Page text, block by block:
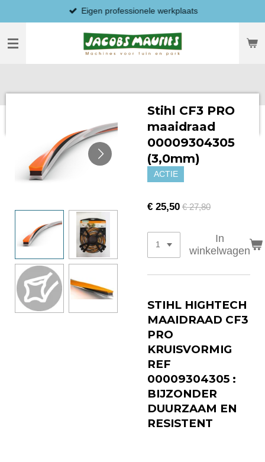
direct
naar
hoofdinhoud
Eigen professionele werkplaats
Stihl CF3 PRO
maaidraad
00009304305
(3,0mm)
ACTIE
€ 25,50 € 27,80
In
winkelwagen
STIHL HIGHTECH
MAAIDRAAD CF3
PRO
KRUISVORMIG
REF
00009304305 :
BIJZONDER
DUURZAAM EN
RESISTENT